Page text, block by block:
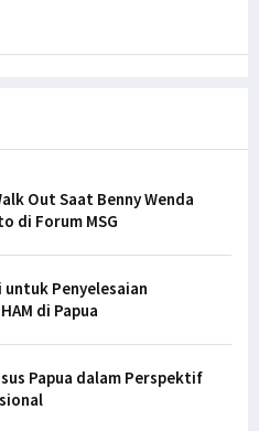
Out Saat Benny Wenda
di Forum MSG
untuk Penyelesaian
di Papua
Papua dalam Perspektif